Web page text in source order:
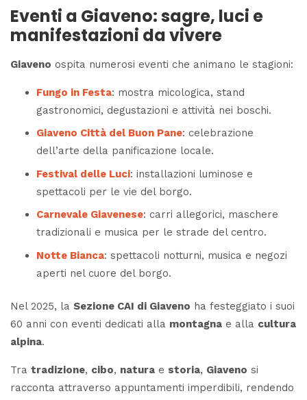
Eventi a Giaveno: sagre, luci e
manifestazioni da vivere
Giaveno ospita numerosi eventi che animano le stagioni:
Fungo in Festa: mostra micologica, stand
gastronomici, degustazioni e attività nei boschi.
Giaveno Città del Buon Pane: celebrazione
dell’arte della panificazione locale.
Festival delle Luci: installazioni luminose e
spettacoli per le vie del borgo.
Carnevale Giavenese: carri allegorici, maschere
tradizionali e musica per le strade del centro.
Notte Bianca: spettacoli notturni, musica e negozi
aperti nel cuore del borgo.
Nel 2025, la Sezione CAI di Giaveno ha festeggiato i suoi
60 anni con eventi dedicati alla montagna e alla cultura
alpina.
Tra tradizione, cibo, natura e storia, Giaveno si
racconta attraverso appuntamenti imperdibili, rendendo